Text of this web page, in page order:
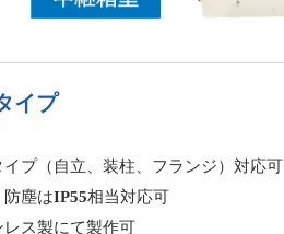
イプ
イプ（自立、装柱、フランジ）対応可
防塵はIP55相当対応可
レス製にて製作可